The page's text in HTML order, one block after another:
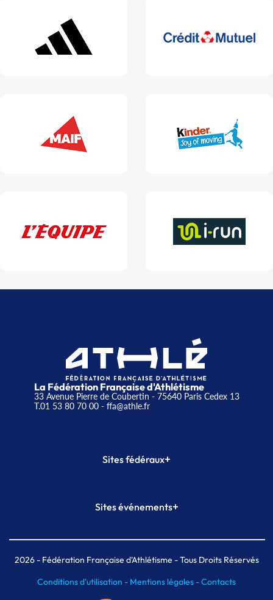
La Fédération Française d'Athlétisme
33 Avenue Pierre de Coubertin - 75640 Paris Cedex 13
T.01 53 80 70 00- ffa@athle.fr
Sites fédéraux+
Plateforme Formation
Sites événements+
Meeting de Paris indoor
MAIF Ekiden de Paris
2026- Fédération Française d'Athlétisme - Tous Droits Réservés
Conditions d'utilisation - Mentions légales -Contacts